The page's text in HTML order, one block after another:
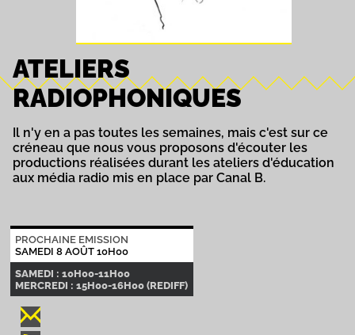
ATELIERS
RADIOPHONIQUES
Il n'y en a pas toutes les semaines, mais c'est sur ce
créneau que nous vous proposons d'écouter les
productions réalisées durant les ateliers d'éducation
aux média radio mis en place par Canal B.
PROCHAINE EMISSION
SAMEDI 8 AOÛT 10H00
SAMEDI : 10H00-11H00
MERCREDI : 15H00-16H00 (REDIFF)